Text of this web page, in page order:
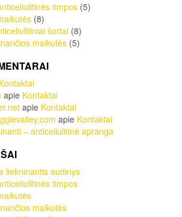
timpos (5)
(8)
šortai (8)
maikutės (5)
Kontaktai
apie Kontaktai
apie Kontaktai
apie Kontaktai
– anticeliulitinė apranga
liekninantis audinys
timpos
maikutės